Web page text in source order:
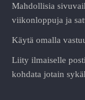
Mahdollisia
viikonloppuja ja
Käytä omalla
Liity ilmaiselle
kohdata jotain